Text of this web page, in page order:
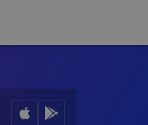
Apple App Store